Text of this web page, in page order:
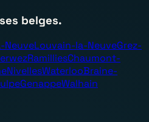
belges.
NeuveLouvain-la-NeuveGrez-
RamilliesChaumont-
NivellesWaterlooBraine-
GenappeWalhain